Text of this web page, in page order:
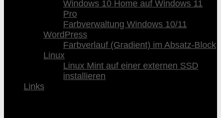
Windows 10 Home auf Windows 11
Pro
Farbverwaltung Windows 10/11
WordPress
Farbverlauf (Gradient) im Absatz-Block
Linux
Linux Mint auf einer externen SSD
installieren
Links